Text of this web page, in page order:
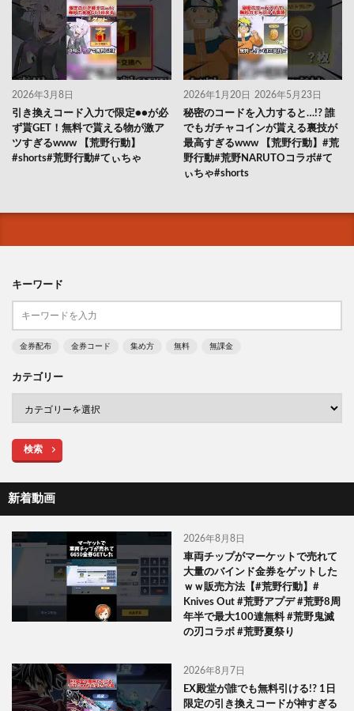
2026年3月8日
引き換えコード入力で限定●●が必
ず貰GET！無料で貰える物が激ア
ツすぎるwww 【荒野行動】
#shorts#荒野行動#てぃちゃ
2026年1月20日 2026年5月23日
秘密のコードを入力すると…!? 誰
でもガチャコインが貰える裏技が
最高すぎるwww 【荒野行動】#荒
野行動#荒野NARUTOコラボ#て
ぃちゃ#shorts
キーワード
金券配布 金券コード 集め方 無料 無課金
カテゴリー
検索
新着動画
2026年8月8日
車両チップがマーケットで売れて
大量のバインド金券をゲットした
ｗｗ販売方法【#荒野行動】#
Knives Out #荒野アプデ #荒野8周
年半で最大100連無料 #荒野鬼滅
の刃コラボ #荒野夏祭り
2026年8月7日
EX殿堂が誰でも無料引ける!? 1日
限定の引き換えコードが神すぎる